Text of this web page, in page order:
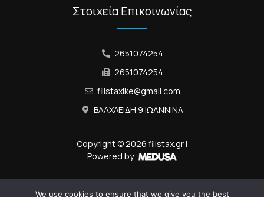
Στοιχεία Επικοινωνίας
2651074254
2651074254
filistaxike@gmail.com
ΒΛΑΧΛΕΙΔΗ 9 ΙΩΑΝΝΙΝΑ
Copyright ©2026 filistax.gr |
Powered by
We use cookies to ensure that we give you the best